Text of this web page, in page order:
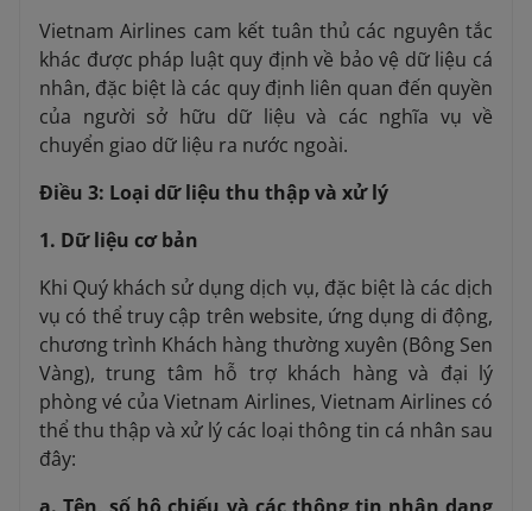
Vietnam Airlines cam kết tuân thủ các nguyên tắc
khác được pháp luật quy định về bảo vệ dữ liệu cá
nhân, đặc biệt là các quy định liên quan đến quyền
của người sở hữu dữ liệu và các nghĩa vụ về
chuyển giao dữ liệu ra nước ngoài.
Điều 3: Loại dữ liệu thu thập và xử lý
1. Dữ liệu cơ bản
Khi Quý khách sử dụng dịch vụ, đặc biệt là các dịch
vụ có thể truy cập trên website, ứng dụng di động,
chương trình Khách hàng thường xuyên (Bông Sen
Vàng), trung tâm hỗ trợ khách hàng và đại lý
phòng vé của Vietnam Airlines, Vietnam Airlines có
thể thu thập và xử lý các loại thông tin cá nhân sau
đây: